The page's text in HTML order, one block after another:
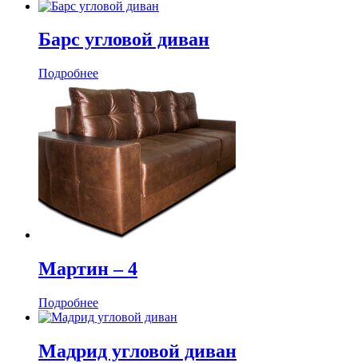
Барс угловой диван
Подробнее
Мартин ‒ 4
Подробнее
Мадрид угловой диван